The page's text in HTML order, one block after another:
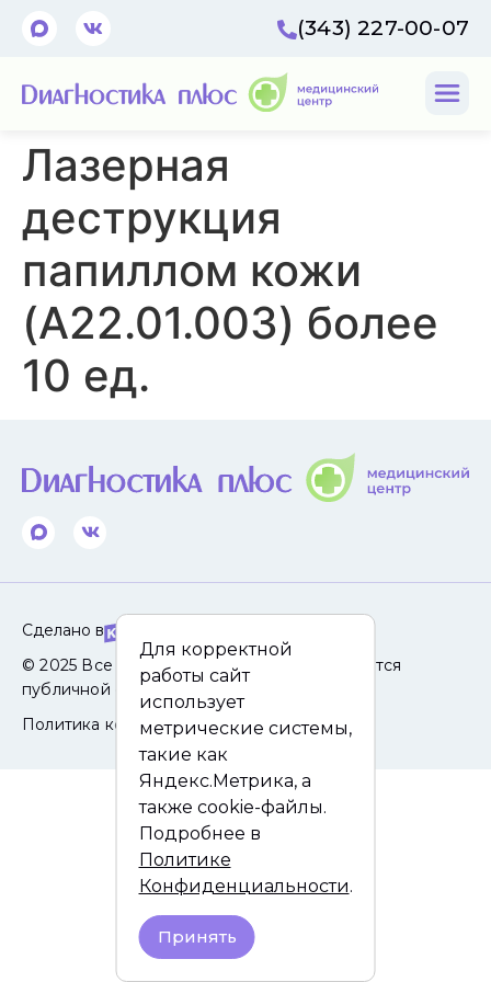
(343) 227-00-07
Лазерная
деструкция
папиллом кожи
(A22.01.003) более
10 ед.
Сделано в
© 2025 Все права защищены. Сайт не является
публичной офертой.
Политика конфиденциальности
Для корректной
работы сайт
использует
метрические системы,
такие как
Яндекс.Метрика, а
также cookie-файлы.
Подробнее в
Политике
Конфиденциальности.
Принять